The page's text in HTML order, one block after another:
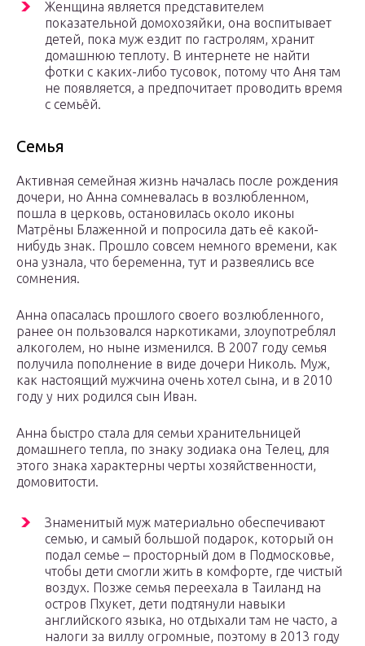
Женщина является представителем
показательной домохозяйки, она воспитывает
детей, пока муж ездит по гастролям, хранит
домашнюю теплоту. В интернете не найти
фотки с каких-либо тусовок, потому что Аня там
не появляется, а предпочитает проводить время
с семьёй.
Семья
Активная семейная жизнь началась после рождения
дочери, но Анна сомневалась в возлюбленном,
пошла в церковь, остановилась около иконы
Матрёны Блаженной и попросила дать её какой-
нибудь знак. Прошло совсем немного времени, как
она узнала, что беременна, тут и развеялись все
сомнения.
Анна опасалась прошлого своего возлюбленного,
ранее он пользовался наркотиками, злоупотреблял
алкоголем, но ныне изменился. В 2007 году семья
получила пополнение в виде дочери Николь. Муж,
как настоящий мужчина очень хотел сына, и в 2010
году у них родился сын Иван.
Анна быстро стала для семьи хранительницей
домашнего тепла, по знаку зодиака она Телец, для
этого знака характерны черты хозяйственности,
домовитости.
Знаменитый муж материально обеспечивают
семью, и самый большой подарок, который он
подал семье – просторный дом в Подмосковье,
чтобы дети смогли жить в комфорте, где чистый
воздух. Позже семья переехала в Таиланд на
остров Пхукет, дети подтянули навыки
английского языка, но отдыхали там не часто, а
налоги за виллу огромные, поэтому в 2013 году